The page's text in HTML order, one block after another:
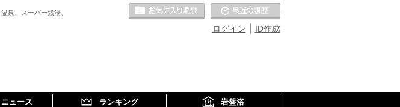
泉、スーパー銭湯、
ID作成
ログイン
お気に入りの温泉
ュース ランキング 岩盤浴